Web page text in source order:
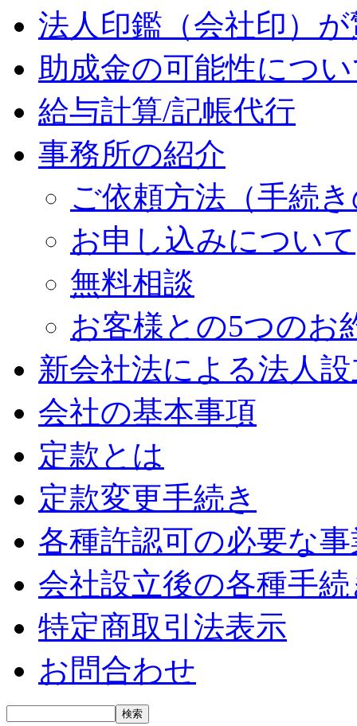
法人印鑑（会社印）
助成金の可能性につ
給与計算/記帳代行
事務所の紹介
ご依頼方法（手続
お申し込みについて
無料相談
お客様との5つのお
新会社法による法人
会社の基本事項
定款とは
定款変更手続き
各種許認可の必要な
会社設立後の各種手
特定商取引法表示
お問合わせ